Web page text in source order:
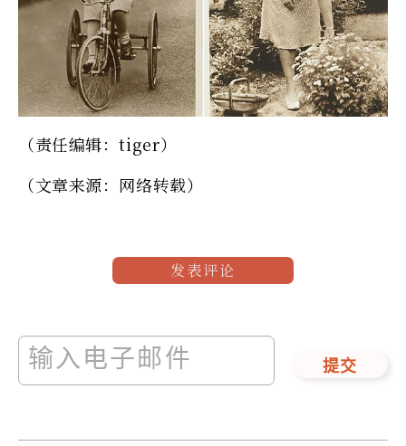
（责任编辑：tiger）
（文章来源：网络转载）
发表评论
提交